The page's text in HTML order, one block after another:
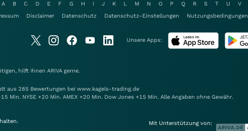
A B C D E F G H I J K L M N O P Q R S T U V
Disclaimer Datenschutz Datenschutz-Einstellungen Nutzungsbedingungen
Unsere Apps:
hilft Ihnen ARIVA gerne.
aus 285 Bewertungen bei www.kagels-trading.de
Min. NYSE +20 Min. AMEX +20 Min. Dow Jones +15 Min. Alle Angaben ohne Gewähr.
Mit Unterstützung von: